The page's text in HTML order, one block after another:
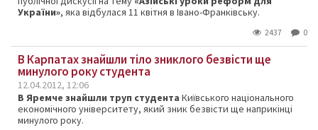
України», яка відбулася 11 квітня в Івано-Франківську.
2437 0
В Карпатах знайшли тіло зниклого безвісти ще
минулого року студента
12.04.2012, 12:06
В Яремче знайшли труп студента Київського національного
економічного університету, який зник безвісти ще наприкінці
минулого року.